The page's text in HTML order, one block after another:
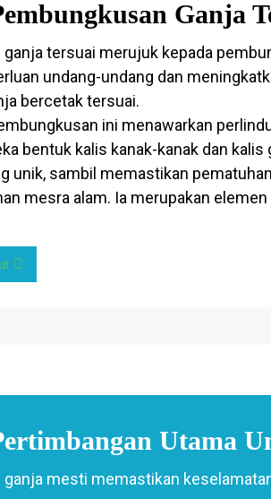
Ganja
tersuai merujuk kepada
undang-undang dan
bercetak tersuai.
ini menawarkan
bentuk kalis kanak-kanak dan
unik, sambil memastikan
mesra alam. Ia merupakan
Utama
mesti memastikan